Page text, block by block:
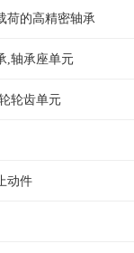
球轴承
密锁紧螺母
荷的高精密轴承
承
,轴承座单元
轮齿单元
轮齿单元
剖分用于带紧定套的圆锥孔轴承
适用于带紧定套的圆锥孔调心滚子轴承
动件